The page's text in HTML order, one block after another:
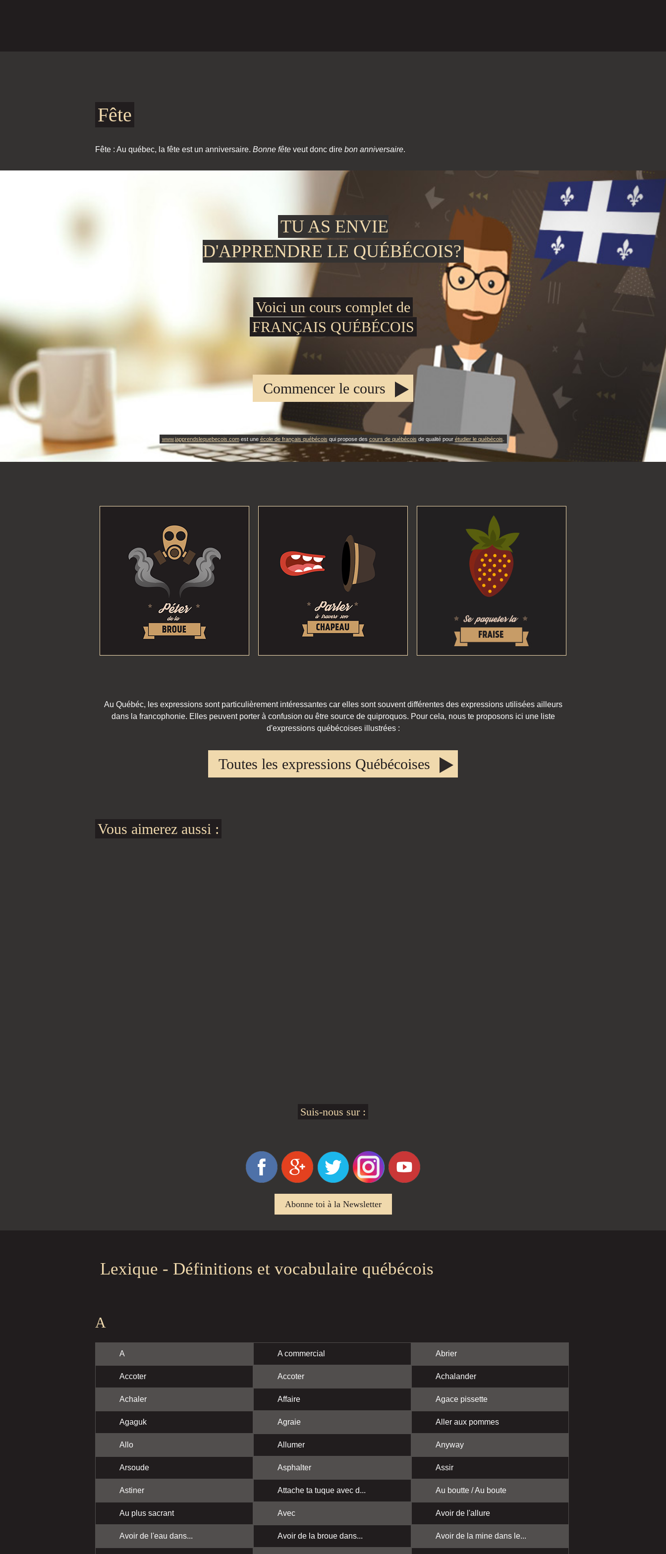
Fête
Fête : Au québec, la fête est un anniversaire. Bonne fête veut donc dire bon anniversaire.
TU AS ENVIE
D'APPRENDRE LE QUÉBÉCOIS?
Voici un cours complet de
FRANÇAIS QUÉBÉCOIS
Commencer le cours
www.japprendslequebecois.comest une école de français québécois qui propose des cours de québécois de qualité pour étudier le québécois
Au Québéc, les expressions sont particulièrement intéressantes car elles sont souvent différentes des expressions utilisées ailleurs
dans la francophonie. Elles peuvent porter à confusion ou être source de quiproquos. Pour cela, nous te proposons ici une liste
d'expressions québécoises illustrées :
Toutes les expressions Québécoises
Vous aimerez aussi :
Suis-nous sur :
Abonne toi à la Newsletter
Lexique - Définitions et vocabulaire québécois
A
A A commercial Abrier
Accoter Accoter Achalander
Achaler Affaire Agace pissette
Agaguk Agraie Aller aux pommes
Allo Allumer Anyway
Arsoude Asphalter Assir
Astiner Attache ta tuque avec d... Au boutte / Au boute
Au plus sacrant Avec Avoir de l'allure
Avoir de l'eau dans... Avoir de la broue dans... Avoir de la mine dans le...